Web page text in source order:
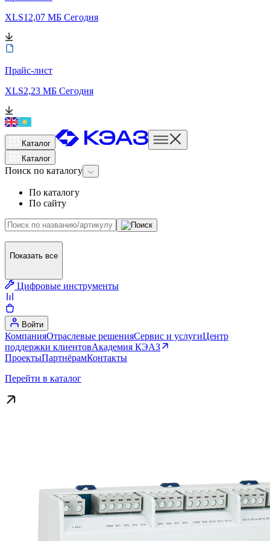
XLS12,07 МБ Сегодня
Прайс-лист
XLS2,23 МБ Сегодня
Каталог
Каталог
Поиск по каталогу
По каталогу
По сайту
Показать все
Цифровые инструменты
Войти
КомпанияОтраслевые решенияСервис и услугиЦентр
поддержки клиентовАкадемия КЭАЗ
ПроектыПартнёрамКонтакты
Перейти в каталог